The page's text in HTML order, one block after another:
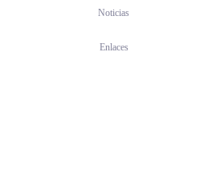
Noticias
Enlaces